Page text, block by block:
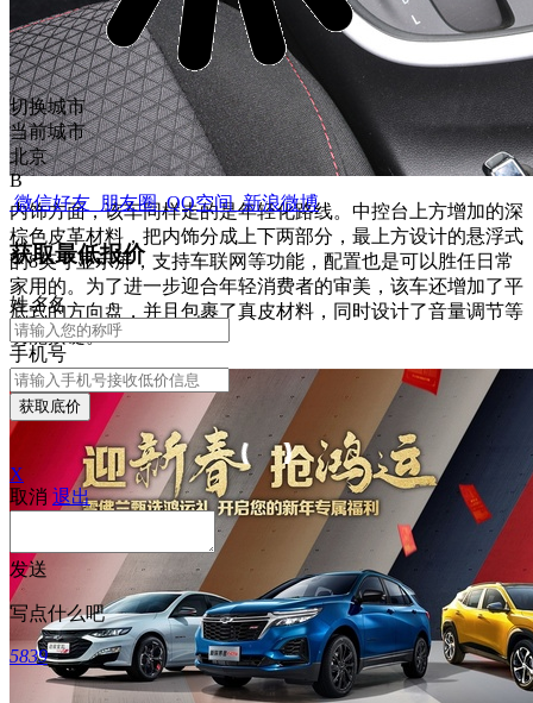
内饰方面，该车同样走的是年轻化路线。中控台上方增加的深
棕色皮革材料，把内饰分成上下两部分，最上方设计的悬浮式
的8英寸显示屏，支持车联网等功能，配置也是可以胜任日常
家用的。为了进一步迎合年轻消费者的审美，该车还增加了平
底式的方向盘，并且包裹了真皮材料，同时设计了音量调节等
功能按键。
切换城市
当前城市
北京
B
微信好友 朋友圈 QQ空间 新浪微博
获取最低报价
姓名名
手机号
获取底价
X
取消 退出
发送
写点什么吧
5839